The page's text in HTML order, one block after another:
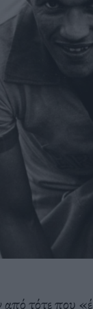
από τότε που